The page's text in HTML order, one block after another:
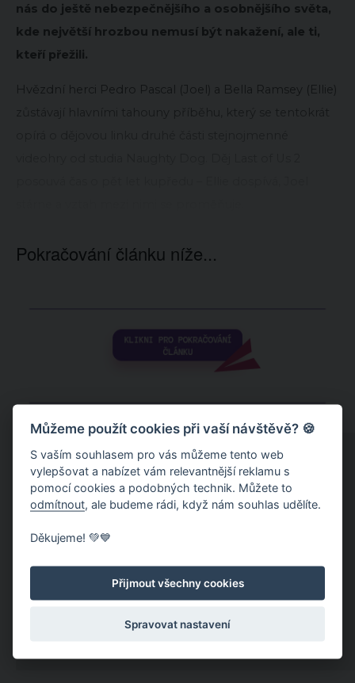
nás do ještě nebezpečnějšího a osobnějšího světa,
kde největší hrozbou nemusí být nakažení, ale ti,
kteří přežili.
Hvězdní herci Pedro Pascal (Joel) a Bella Ramsey (Ellie)
Pokračování článku níže...
Můžeme použít cookies při vaší návštěvě? 🍪
S vaším souhlasem pro vás můžeme tento web
vylepšovat a nabízet vám relevantnější reklamu s
pomocí cookies a podobných technik. Můžete to
odmítnout , ale budeme rádi, když nám souhlas udělíte.
Děkujeme! 💚💙
Přijmout všechny cookies
Spravovat nastavení